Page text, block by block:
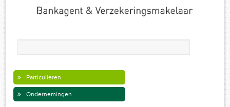
Particulieren
Ondernemingen